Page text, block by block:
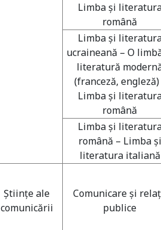
Limba şi
română
Limba şi
ucraineană – O
literatură
(franceză,
Limba şi
română
Limba şi
română – Limba şi
literatura italiană
Ştiinţe ale
comunicării
Comunicare şi
publice